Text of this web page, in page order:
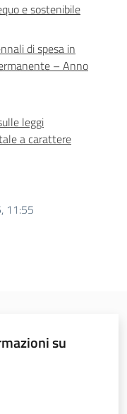
e sostenibile
di spesa in
– Anno
leggi
a carattere
11:55
su